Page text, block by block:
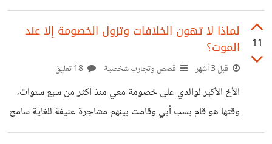
أتوقع منهم ذلك البتة. هؤلاء كان على رأسهم خطيبتي، شريكة
رحلة كان من المخطط أن يكون زواجنا بعد شهرين أو ثلاثة
بالكثير، جائت لي يوم ثم أسبوع ثم بعدها توقفت عن الزيارة
والسؤال. ولم تكتفي بذلك بل أرسلت هي ووالدتها الشبكة
الخاصة بي لخالتي، معللة بأن الفتاة لا تزال صفيرة وأنا في أزمة
قد لا اخرج منها و
11
لماذا لا تهون الخلافات وتزول الخصومة إلا عند
الموت؟
قبل 3 أشهر قصص وتجارب شخصية
الأخ الأكبر لوالدي على خصومة معي منذ أكثر من سبع سنوات،
وقتها هو قام بسب أبي وقامت بينهم مشاجرة عنيفة للغاية سامح
فيها أبي ولكن أنا رددت له الشتم فلم يغفر لي ولم أغفر له ما فعل